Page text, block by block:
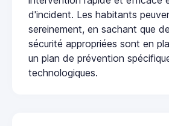
d'incident. Les habitants
sereinement, en sachant que
sécurité appropriées sont en
un plan de prévention
technologiques.